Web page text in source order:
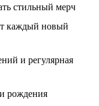
стильный мерч
каждый новый
и регулярная
рождения